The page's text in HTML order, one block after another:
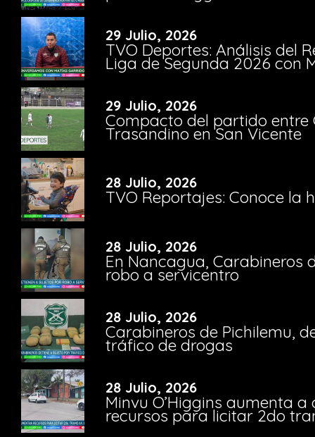
29 Julio, 2026
TVO Deportes: Análisis del
Liga de Segunda 2026 con
29 Julio, 2026
Compacto del partido entre
Trasandino en San Vicente
28 Julio, 2026
TVO Reportajes: Conoce la
28 Julio, 2026
En Nancagua, Carabineros
robo a servicentro
28 Julio, 2026
Carabineros de Pichilemu,
tráfico de drogas
28 Julio, 2026
Minvu O’Higgins aumenta a
recursos para licitar 2do